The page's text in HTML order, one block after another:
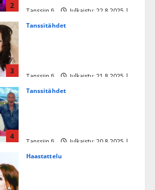
2
Tanssiin.fi
Julkaistu: 22.8.2025 |
3
Tanssitähdet
Tanssiin.fi
Julkaistu: 21.8.2025 |
4
Tanssitähdet
Tanssiin.fi
Julkaistu: 20.8.2025 |
Haastattelu